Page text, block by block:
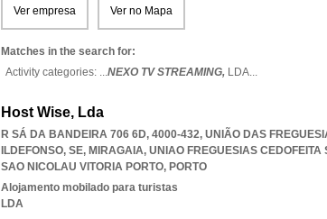
Ver empresa Ver no Mapa
Matches in the search for:
Activity categories: ...NEXO TV STREAMING, LDA...
Host Wise, Lda
R SÁ DA BANDEIRA 706 6D, 4000-432, UNIÃO DAS
ILDEFONSO, SE, MIRAGAIA, UNIAO FREGUESIAS
SAO NICOLAU VITORIA PORTO, PORTO
Alojamento mobilado para turistas
LDA